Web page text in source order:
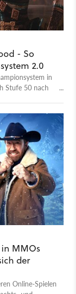
- So
2.0
in
Stufe 50 nach
MMOs
der
Online-Spielen